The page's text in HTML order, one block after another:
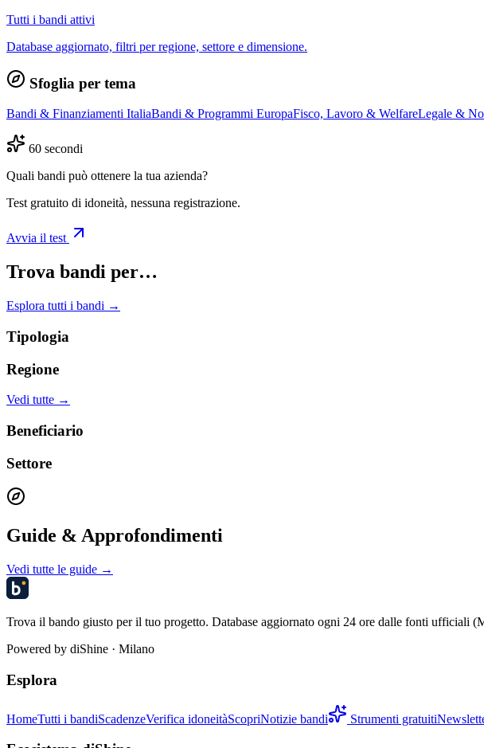
Tutti i bandi attivi
Database aggiornato, filtri per regione, settore e dimensione.
Sfoglia per tema
Bandi & Finanziamenti ItaliaBandi & Programmi EuropaFisco, Lavoro & WelfareLegale &
60 secondi
Quali bandi può ottenere la tua azienda?
Test gratuito di idoneità, nessuna registrazione.
Avvia il test
Trova bandi per…
Esplora tutti i bandi →
Tipologia
Regione
Vedi tutte →
Beneficiario
Settore
Guide & Approfondimenti
Vedi tutte le guide →
Trova il bando giusto per il tuo progetto. Database aggiornato ogni 24 ore dalle fonti
Powered by diShine · Milano
Esplora
HomeTutti i bandiScadenzeVerifica idoneitàScopriNotizie bandi Strumenti gratuiti